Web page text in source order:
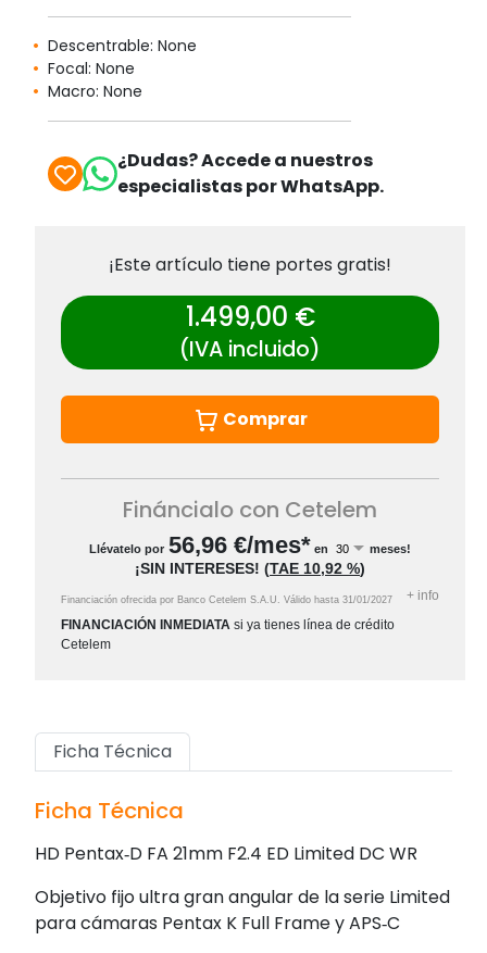
Descentrable: None
Focal: None
Macro: None
¿Dudas? Accede a nuestros
especialistas por WhatsApp.
¡Este artículo tiene portes gratis!
1.499,00 €
(IVA incluido)
Comprar
Fináncialo con Cetelem
Llévatelo por 56,96 €/mes* en meses!
¡SIN INTERESES! (TAE 10,92 %)
Financiación ofrecida por Banco Cetelem S.A.U. Válido hasta 31/01/2027 + info
FINANCIACIÓN INMEDIATA si ya tienes línea de crédito
Cetelem
Ficha Técnica
Ficha Técnica
HD Pentax‑D FA 21mm F2.4 ED Limited DC WR
Objetivo fijo ultra gran angular de la serie Limited
para cámaras Pentax K Full Frame y APS‑C